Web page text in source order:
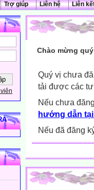
Trợ giúp Liên hệ Liên
Chào mừng
Quý vị chưa
tải được các
Nếu chưa
hướng dẫn
Nếu đã đăng